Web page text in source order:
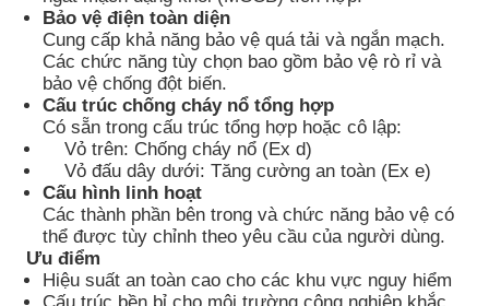
Tham quan nhà máy
Kiểm soát chất lượng
Liên hệ chúng tôi
Yêu cầu báo giá
Bảo vệ điện toàn diện
Cung cấp khả năng bảo vệ quá tải và ngắn mạch.
Các chức năng tùy chọn bao gồm bảo vệ rò rỉ và
bảo vệ chống đột biến.
Cấu trúc chống cháy nổ tổng hợp
Có sẵn trong cấu trúc tổng hợp hoặc cô lập:
Vỏ trên: Chống cháy nổ (Ex d)
Vỏ đấu dây dưới: Tăng cường an toàn (Ex e)
Cấu hình linh hoạt
Các thành phần bên trong và chức năng bảo vệ có
thể được tùy chỉnh theo yêu cầu của người dùng.
Ưu điểm
Hiệu suất an toàn cao cho các khu vực nguy hiểm
Cấu trúc bền bỉ cho môi trường công nghiệp khắc